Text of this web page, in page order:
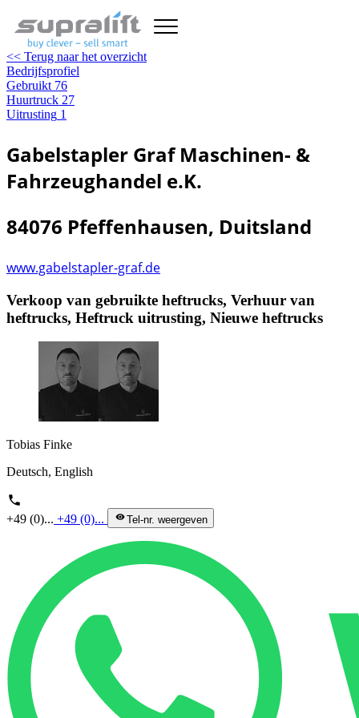
<< Terug naar het overzicht
Bedrijfsprofiel
Gebruikt 76
Huurtruck 27
Uitrusting 1
Gabelstapler Graf Maschinen- &
Fahrzeughandel e.K.
84076 Pfeffenhausen, Duitsland
www.gabelstapler-graf.de
Verkoop van gebruikte heftrucks, Verhuur van
heftrucks, Heftruck uitrusting, Nieuwe heftrucks
Tobias Finke
Deutsch, English
phone
+49 (0)... +49 (0)... visibilityTel-nr. weergeven